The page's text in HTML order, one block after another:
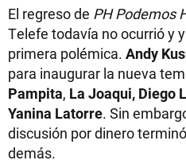
El regreso de PH Podemos
Telefe todavía no ocurrió y
primera polémica. Andy
para inaugurar la nueva
Pampita, La Joaqui, Diego
Yanina Latorre. Sin
discusión por dinero
demás.